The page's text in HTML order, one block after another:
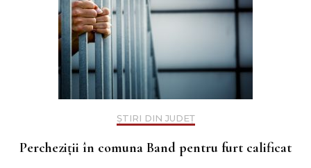
ȘTIRI DIN JUDEȚ
Percheziții în comuna Band pentru furt calificat